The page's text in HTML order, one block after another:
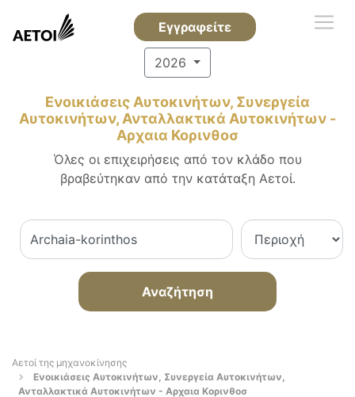
Εγγραφείτε
2026
Ενοικιάσεις Αυτοκινήτων, Συνεργεία
Αυτοκινήτων, Ανταλλακτικά Αυτοκινήτων -
Αρχαια Κορινθοσ
Όλες οι επιχειρήσεις από τον κλάδο που
βραβεύτηκαν από την κατάταξη Αετοί.
Αναζήτηση
Αετοί της μηχανοκίνησης
Ενοικιάσεις Αυτοκινήτων, Συνεργεία Αυτοκινήτων,
Ανταλλακτικά Αυτοκινήτων - Αρχαια Κορινθοσ